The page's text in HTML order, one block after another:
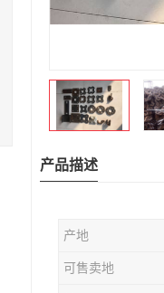
产品描述
产地
可售卖地